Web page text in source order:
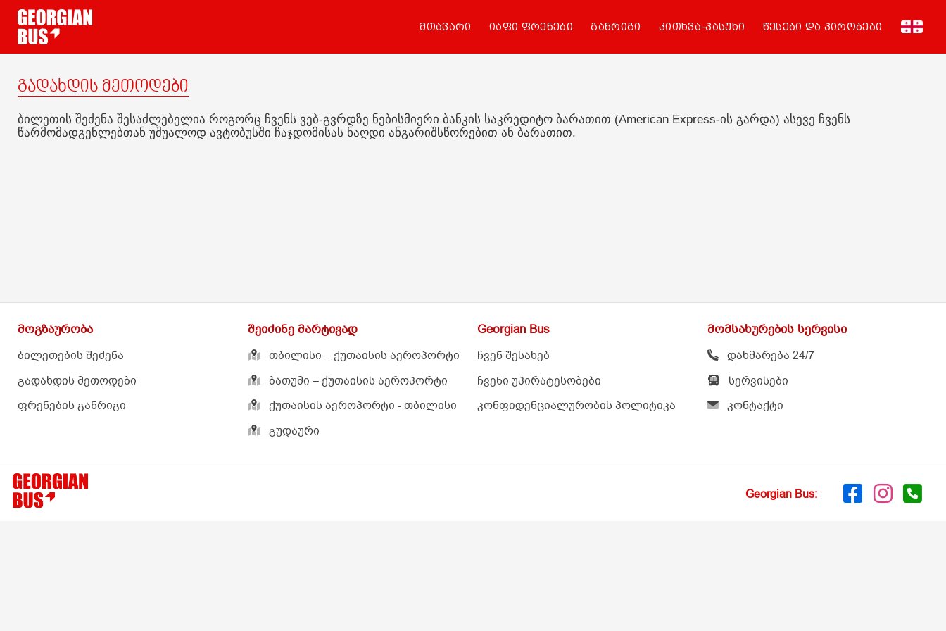
მთავარი იაფი ფრენები განრიგი კითხვა-პასუხი წესები და პირობები
გადახდის მეთოდები
ბილეთის შეძენა შესაძლებელია როგორც ჩვენს ვებ-გვრდზე ნებისმიერი ბანკის საკრედიტო ბარათით (American Express-ის გარდა) ასევე ჩვენს
წარმომადგენლებთან უშუალოდ ავტობუსში ჩაჯდომისას ნაღდი ანგარიშსწორებით ან ბარათით.
ბილეთების შეძენა
გადახდის მეთოდები
ფრენების განრიგი
თბილისი – ქუთაისის აეროპორტი
ბათუმი – ქუთაისის აეროპორტი
ქუთაისის აეროპორტი - თბილისი
გუდაური
ჩვენ შესახებ
ჩვენი უპირატესობები
კონფიდენციალურობის პოლიტიკა
დახმარება 24/7
სერვისები
კონტაქტი
Georgian Bus: